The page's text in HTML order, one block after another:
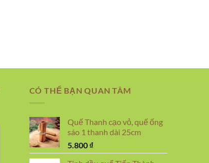
CÓ THỂ BẠN QUAN TÂM
Quế Thanh cạo vỏ, quế ống
sáo 1 thanh dài 25cm
5.800 ₫